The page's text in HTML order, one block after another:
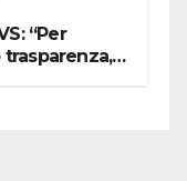
“Per